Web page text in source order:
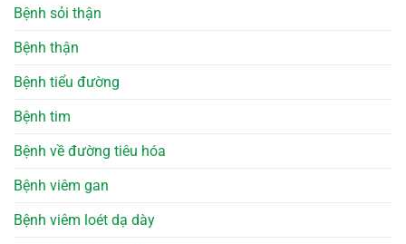
Bệnh sỏi thận
Bệnh thận
Bệnh tiểu đường
Bệnh tim
Bệnh về đường tiêu hóa
Bệnh viêm gan
Bệnh viêm loét dạ dày